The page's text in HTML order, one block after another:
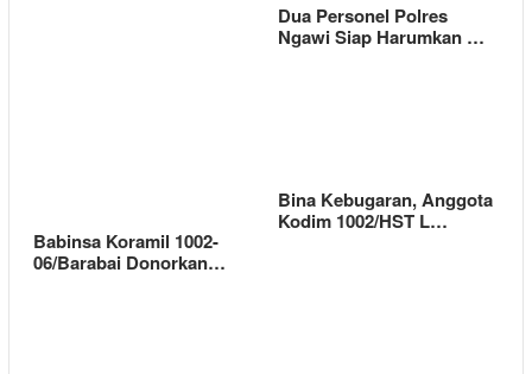
Dua Personel Polres
Ngawi Siap Harumkan …
Babinsa Koramil 1002-
06/Barabai Donorkan…
Bina Kebugaran, Anggota
Kodim 1002/HST L…